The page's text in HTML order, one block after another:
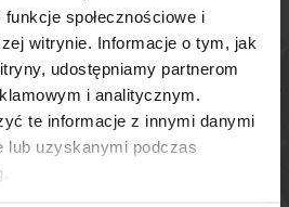
społecznościowe i
witrynie. Informacje o tym, jak
udostępniamy partnerom
i analitycznym.
te informacje z innymi danymi
lub uzyskanymi podczas
POKAŻ LISTĘ
NASTĘPNY
PORÓWNANIE
NASTĘPNY
NASTĘPNY
gdzie kupisz
produkty
SZUKAJ